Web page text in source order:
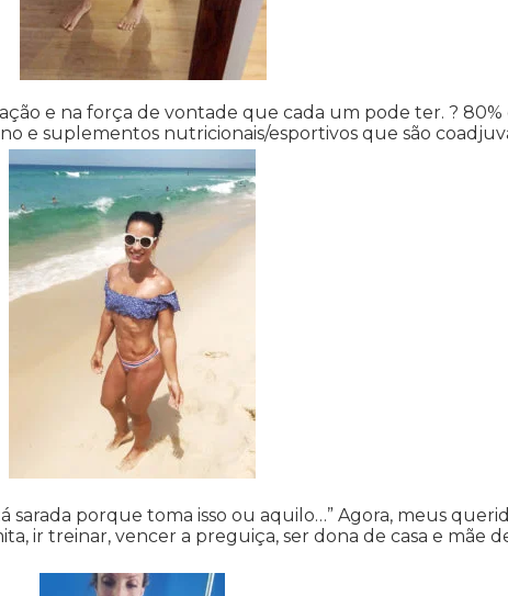
e na força de vontade que cada um pode ter. ? 80%
e suplementos nutricionais/esportivos que são
sarada porque toma isso ou aquilo…” Agora, meus
ir treinar, vencer a preguiça, ser dona de casa e mãe